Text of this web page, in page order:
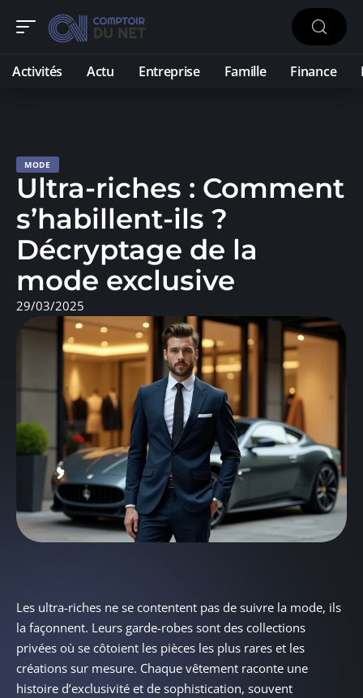
Activités Actu Entreprise Famille Finance
MODE
Ultra-riches : Comment
s’habillent-ils ?
Décryptage de la
mode exclusive
29/03/2025
Les ultra-riches ne se contentent pas de suivre la mode, ils
la façonnent. Leurs garde-robes sont des collections
privées où se côtoient les pièces les plus rares et les
créations sur mesure. Chaque vêtement raconte une
histoire d’exclusivité et de sophistication, souvent